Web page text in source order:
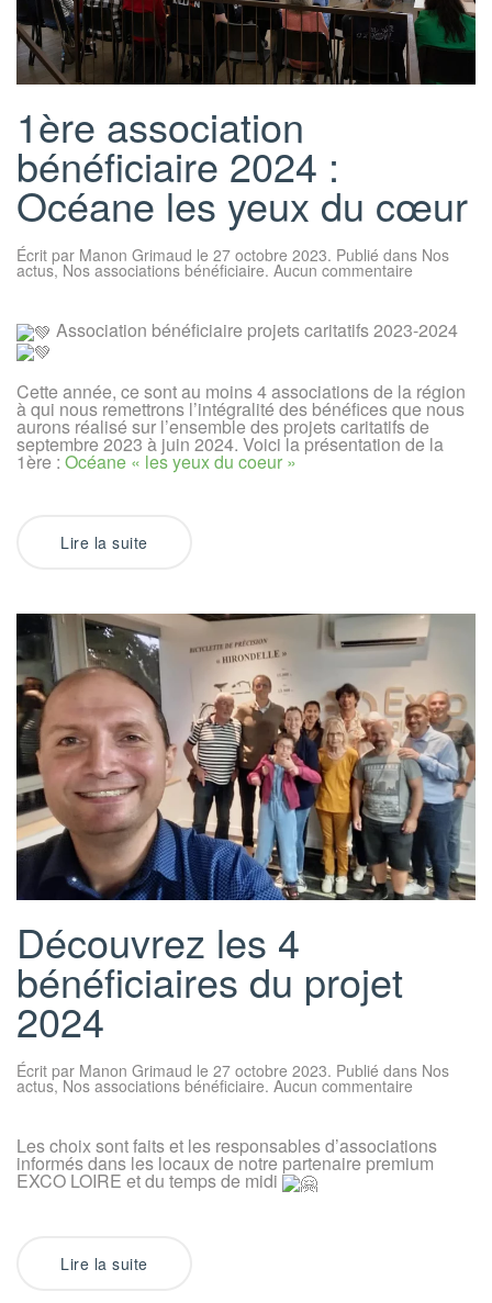
1ère association
bénéficiaire 2024 :
Océane les yeux du cœur
Écrit par Manon Grimaud le 27 octobre 2023. Publié dans Nos
actus, Nos associations bénéficiaire. Aucun commentaire
2024
yeux
du
cœur
Association bénéficiaire projets caritatifs 2023-2024
Cette année, ce sont au moins 4 associations de la région
à qui nous remettrons l’intégralité des bénéfices que nous
aurons réalisé sur l’ensemble des projets caritatifs de
septembre 2023 à juin 2024. Voici la présentation de la
1ère : Océane « les yeux du coeur »
Lire la suite
Découvrez les 4
bénéficiaires du projet
2024
Écrit par Manon Grimaud le 27 octobre 2023. Publié dans Nos
actus, Nos associations bénéficiaire. Aucun commentaire
du
projet
Les choix sont faits et les responsables d’associations
informés dans les locaux de notre partenaire premium
EXCO LOIRE et du temps de midi
Lire la suite